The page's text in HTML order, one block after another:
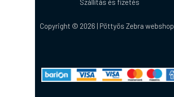
Szállítás és fizetés
Copyright © 2026 | Pöttyös Zebra webshop